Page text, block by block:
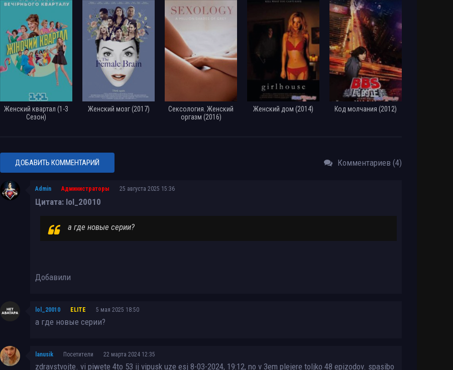
Женский квартал (1-3
Сезон)
Женский мозг (2017)
Сексология. Женский
оргазм (2016)
Женский дом (2014) Код молчания (2012)
ДОБАВИТЬ КОММЕНТАРИЙ Комментариев (4)
Admin Администраторы 25 августа 2025 15:36
Цитата: lol_20010
а где новые серии?
Добавили
lol_20010 ELITE 5 мая 2025 18:50
а где новые серии?
lanusik Посетители 22 марта 2024 12:35
zdravstvojte. vi piwete 4to 53 ij vipusk uze esj 8-03-2024, 19:12, no v 3em plejere toljko 48 epizodov. spasibo